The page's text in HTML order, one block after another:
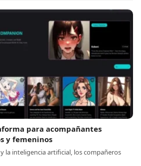
para acompañantes
y femeninos
la inteligencia artificial, los compañeros